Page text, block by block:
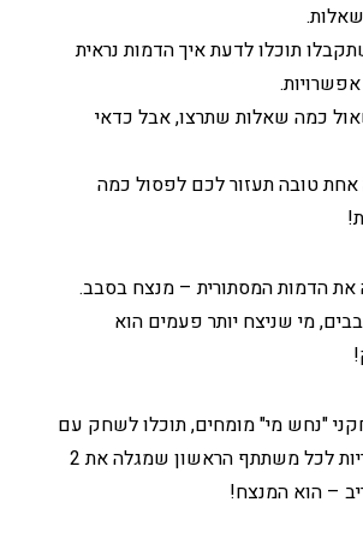
תוכלו לדעת איך הדמות נראית
כמה שאלות שתרצו, אבל כדאי
טובה תעזור לכם לפסול כמה
הדמות המסתורית – מנצח בסבב.
מי שניצח יותר פעמים הוא
"נחש מי" מומחים, תוכלו לשחק עם
2 דמויות מסתוריות לכל משתתף הראשון שמגלה את 2
– הוא המנצח!